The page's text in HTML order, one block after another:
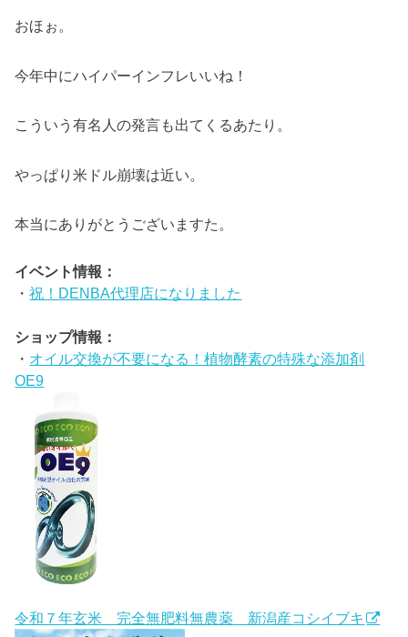
おほぉ。
今年中にハイパーインフレいいね！
こういう有名人の発言も出てくるあたり。
やっぱり米ドル崩壊は近い。
本当にありがとうございますた。
イベント情報：
・祝！DENBA代理店になりました
ショップ情報：
・ オイル交換が不要になる！植物酵素の特殊な添加剤
OE9
令和７年玄米 完全無肥料無農薬 新潟産コシイブキ